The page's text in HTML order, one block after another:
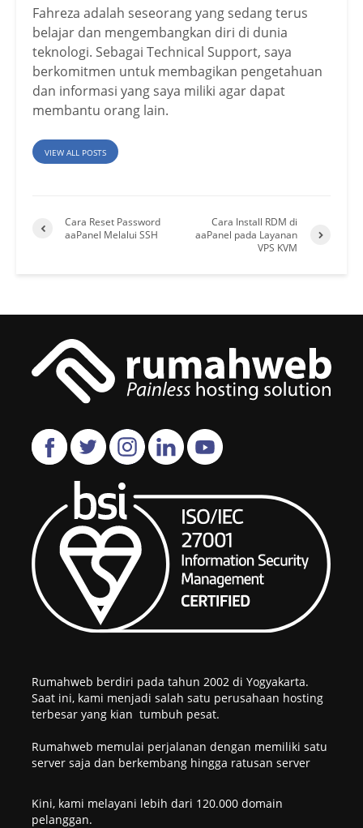
Fahreza adalah seseorang yang sedang terus
belajar dan mengembangkan diri di dunia
teknologi. Sebagai Technical Support, saya
berkomitmen untuk membagikan pengetahuan
dan informasi yang saya miliki agar dapat
membantu orang lain.
VIEW ALL POSTS
Cara Reset Password
aaPanel Melalui SSH
Cara Install RDM di
aaPanel pada Layanan
VPS KVM
Rumahweb berdiri pada tahun 2002 di Yogyakarta.
Saat ini, kami menjadi salah satu perusahaan hosting
terbesar yang kian tumbuh pesat.
Rumahweb memulai perjalanan dengan memiliki satu
server saja dan berkembang hingga ratusan server
Kini, kami melayani lebih dari 120.000 domain
pelanggan.